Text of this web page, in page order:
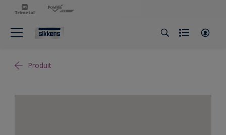
Produit